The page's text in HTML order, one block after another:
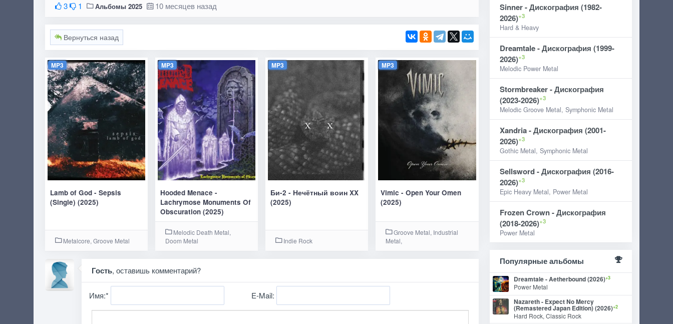
3 1 Альбомы 2025 10 месяцев назад
Вернуться назад
MP3
Lamb of God - Sepsis
(Single) (2025)
Metalcore, Groove Metal
MP3
Hooded Menace -
Lachrymose Monuments Of
Obscuration (2025)
Melodic Death Metal,
Doom Metal
MP3
Би-2 - Нечётный воин XX
(2025)
Indie Rock
MP3
Vimic - Open Your Omen
(2025)
Groove Metal, Industrial
Metal,
Гость, оставишь комментарий?
Имя:* E-Mail:
Sinner - Дискография (1982-
2026)+3
Hard & Heavy
Dreamtale - Дискография (1999-
2026)+3
Melodic Power Metal
Stormbreaker - Дискография
(2023-2026)+3
Melodic Groove Metal, Symphonic Metal
Xandria - Дискография (2001-
2026)+3
Gothic Metal, Symphonic Metal
Sellsword - Дискография (2016-
2026)+3
Epic Heavy Metal, Power Metal
Frozen Crown - Дискография
(2018-2026)+3
Power Metal
Популярные альбомы
Dreamtale - Aetherbound (2026)+3
Power Metal
Nazareth - Expect No Mercy
(Remastered Japan Edition) (2026)+2
Hard Rock, Classic Rock